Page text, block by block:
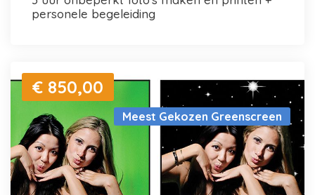
personele begeleiding
Meest Gekozen Greenscreen
€ 850,00